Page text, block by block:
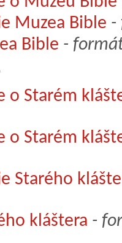
Muzea Bible -
Bible -
o Starém
o Starém
Starého
kláštera -